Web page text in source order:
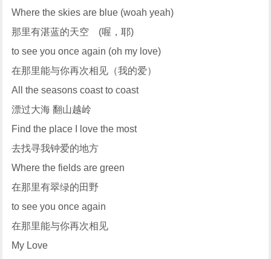
Where the skies are blue (woah yeah)
那里有湛蓝的天空 (喔，耶)
to see you once again (oh my love)
在那里能与你再次相见（我的爱）
All the seasons coast to coast
漂过大海 翻山越岭
Find the place I love the most
去找寻我钟爱的地方
Where the fields are green
在那里有翠绿的田野
to see you once again
在那里能与你再次相见
My Love